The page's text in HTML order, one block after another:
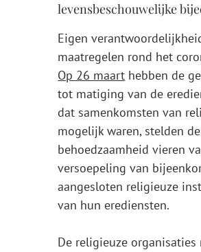
levensbeschouwelijke
Eigen
maatregelen rond het
Op 26 maart hebben de
tot matiging van de
dat samenkomsten van
mogelijk waren, stelden
behoedzaamheid vieren
versoepeling van
aangesloten religieuze
van hun erediensten.
De religieuze